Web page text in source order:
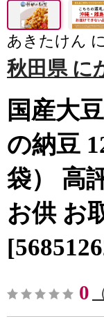
あきたけん
秋田県 に
国産大
の納豆
袋） 高
お供 お
0